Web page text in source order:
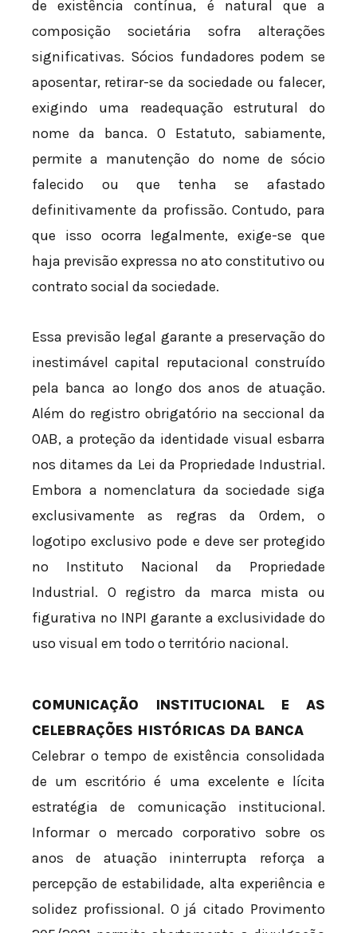
de existência contínua, é natural que a
composição societária sofra alterações
significativas. Sócios fundadores podem se
aposentar, retirar-se da sociedade ou falecer,
exigindo uma readequação estrutural do
nome da banca. O Estatuto, sabiamente,
permite a manutenção do nome de sócio
falecido ou que tenha se afastado
definitivamente da profissão. Contudo, para
que isso ocorra legalmente, exige-se que
haja previsão expressa no ato constitutivo ou
contrato social da sociedade.
Essa previsão legal garante a preservação do
inestimável capital reputacional construído
pela banca ao longo dos anos de atuação.
Além do registro obrigatório na seccional da
OAB, a proteção da identidade visual esbarra
nos ditames da Lei da Propriedade Industrial.
Embora a nomenclatura da sociedade siga
exclusivamente as regras da Ordem, o
logotipo exclusivo pode e deve ser protegido
no Instituto Nacional da Propriedade
Industrial. O registro da marca mista ou
figurativa no INPI garante a exclusividade do
uso visual em todo o território nacional.
COMUNICAÇÃO INSTITUCIONAL E AS
CELEBRAÇÕES HISTÓRICAS DA BANCA
Celebrar o tempo de existência consolidada
de um escritório é uma excelente e lícita
estratégia de comunicação institucional.
Informar o mercado corporativo sobre os
anos de atuação ininterrupta reforça a
percepção de estabilidade, alta experiência e
solidez profissional. O já citado Provimento